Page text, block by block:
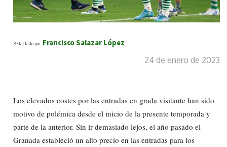
Redactado por Francisco Salazar López
24 de enero de 2023
Los elevados costes por las entradas en grada visitante han sido
motivo de polémica desde el inicio de la presente temporada y
parte de la anterior. Sin ir demasiado lejos, el año pasado el
Granada estableció un alto precio en las entradas para los